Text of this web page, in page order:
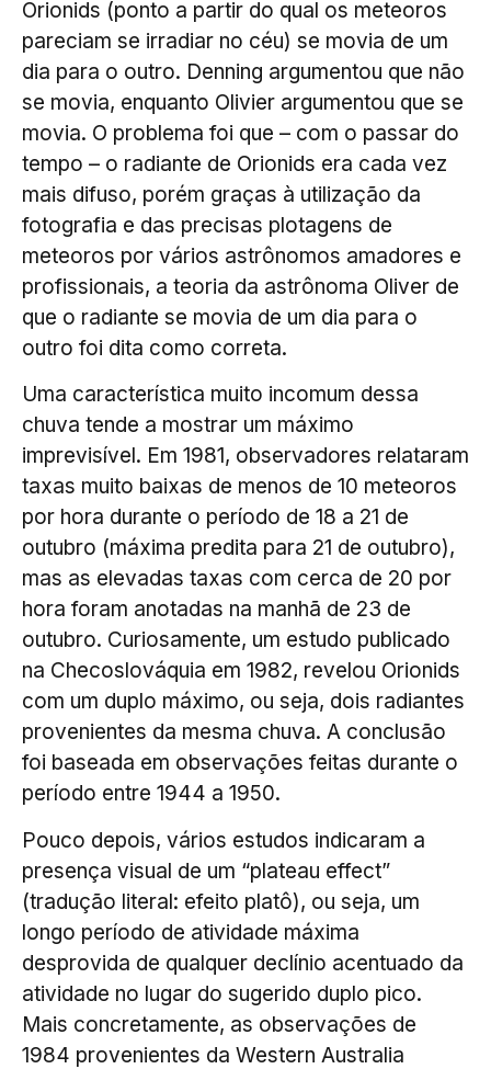
Orionids (ponto a partir do qual os meteoros
pareciam se irradiar no céu) se movia de um
dia para o outro. Denning argumentou que não
se movia, enquanto Olivier argumentou que se
movia. O problema foi que – com o passar do
tempo – o radiante de Orionids era cada vez
mais difuso, porém graças à utilização da
fotografia e das precisas plotagens de
meteoros por vários astrônomos amadores e
profissionais, a teoria da astrônoma Oliver de
que o radiante se movia de um dia para o
outro foi dita como correta.
Uma característica muito incomum dessa
chuva tende a mostrar um máximo
imprevisível. Em 1981, observadores relataram
taxas muito baixas de menos de 10 meteoros
por hora durante o período de 18 a 21 de
outubro (máxima predita para 21 de outubro),
mas as elevadas taxas com cerca de 20 por
hora foram anotadas na manhã de 23 de
outubro. Curiosamente, um estudo publicado
na Checoslováquia em 1982, revelou Orionids
com um duplo máximo, ou seja, dois radiantes
provenientes da mesma chuva. A conclusão
foi baseada em observações feitas durante o
período entre 1944 a 1950.
Pouco depois, vários estudos indicaram a
presença visual de um “plateau effect”
(tradução literal: efeito platô), ou seja, um
longo período de atividade máxima
desprovida de qualquer declínio acentuado da
atividade no lugar do sugerido duplo pico.
Mais concretamente, as observações de
1984 provenientes da Western Australia